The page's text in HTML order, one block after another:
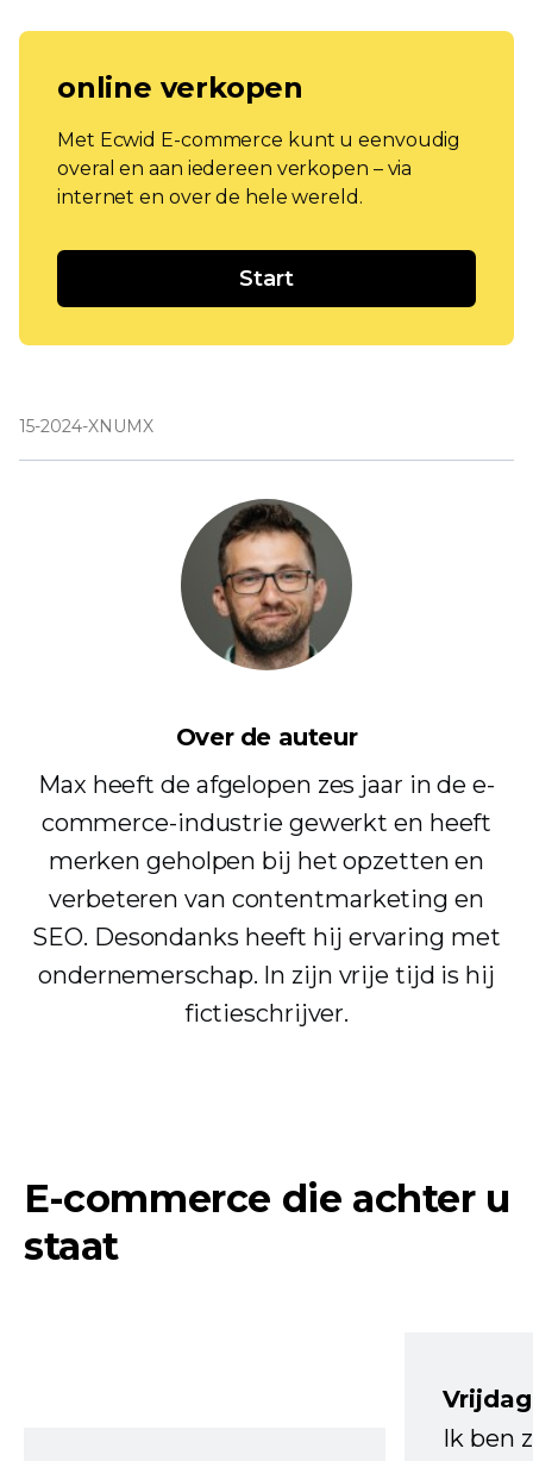
online verkopen
Met Ecwid E-commerce kunt u eenvoudig
overal en aan iedereen verkopen – via
internet en over de hele wereld.
Start
15-2024-XNUMX
Over de auteur
Max heeft de afgelopen zes jaar in de e-
commerce-industrie gewerkt en heeft
merken geholpen bij het opzetten en
verbeteren van contentmarketing en
SEO. Desondanks heeft hij ervaring met
ondernemerschap. In zijn vrije tijd is hij
fictieschrijver.
E-commerce die achter u
staat
Ik ben